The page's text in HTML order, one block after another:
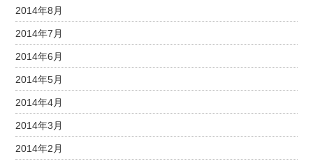
2014年8月
2014年7月
2014年6月
2014年5月
2014年4月
2014年3月
2014年2月